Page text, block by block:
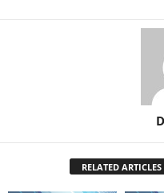
RELATED ARTICLES